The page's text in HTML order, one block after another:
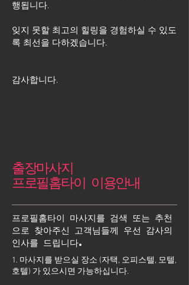
행됩니다.
잊지 못할 최고의 힐링을 경험하실 수 있도
록 최선을 다하겠습니다.
​감사합니다.
출장마사지
프로필홈타이 이용안내
프로필홈타이 마사지를 검색 또는 추천
으로 찾아주신 고객님들께 우선 감사의
인사를 드립니다.
1. 마사지를 받으실 장소 (자택, 오피스텔, 모텔,
호텔) 가 있으시면 가능하십니다.